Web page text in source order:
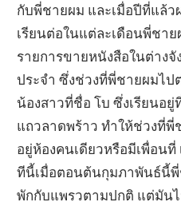
กับพี่ชายผม และเมื่อปีที่แล้
เรียนต่อในแต่ละเดือนพี่ชา
รายการขายหนังสือในต่างจั
ประจำ ซึ่งช่วงที่พี่ชายผมไป
น้องสาวที่ชื่อ โบ ซึ่งเรียนอ
แถวลาดพร้าว ทำให้ช่วงที่พี่
อยู่ห้องคนเดียวหรือมีเพื่อน
ทีนี้เมื่อตอนต้นกุมภาพันธ์นี้พี่
พักกับแพรวตามปกติ แต่มัน